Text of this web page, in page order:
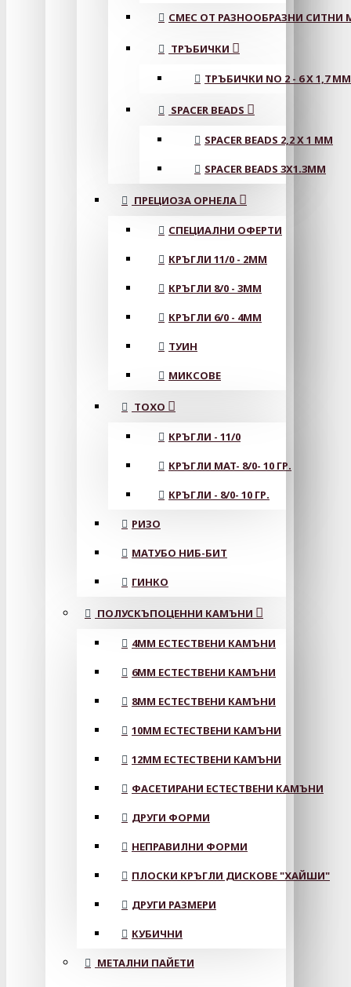
СМЕС ОТ РАЗНООБРАЗНИ СИТНИ
ТРЪБИЧКИ
ТРЪБИЧКИ NO 2 - 6 X 1,7 MM
SPACER BEADS
SPACER BEADS 2,2 X 1 MM
SPACER BEADS 3X1.3MM
ПРЕЦИОЗА ОРНЕЛА
СПЕЦИАЛНИ ОФЕРТИ
КРЪГЛИ 11/0 - 2MM
КРЪГЛИ 8/0 - 3MM
КРЪГЛИ 6/0 - 4MM
ТУИН
МИКСОВЕ
ТОХО
КРЪГЛИ - 11/0
КРЪГЛИ MAT- 8/0- 10 ГР.
КРЪГЛИ - 8/0- 10 ГР.
РИЗО
МАТУБО НИБ-БИТ
ГИНКО
ПОЛУСКЪПОЦЕННИ КАМЪНИ
4MM ЕСТЕСТВЕНИ КАМЪНИ
6MM ЕСТЕСТВЕНИ КАМЪНИ
8MM ЕСТЕСТВЕНИ КАМЪНИ
10MM ЕСТЕСТВЕНИ КАМЪНИ
12MM ЕСТЕСТВЕНИ КАМЪНИ
ФАСЕТИРАНИ ЕСТЕСТВЕНИ КАМЪНИ
ДРУГИ ФОРМИ
НЕПРАВИЛНИ ФОРМИ
ПЛОСКИ КРЪГЛИ ДИСКОВЕ "ХАЙШИ"
ДРУГИ РАЗМЕРИ
КУБИЧНИ
МЕТАЛНИ ПАЙЕТИ